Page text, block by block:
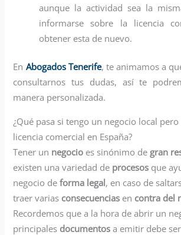
aunque la actividad sea la
informarse sobre la licencia
obtener esta de nuevo.
En Abogados Tenerife, te animamos a
consultarnos tus dudas, así te
manera personalizada.
¿Qué pasa si tengo un negocio local
licencia comercial en España?
Tener un negocio es sinónimo de gran
existen una variedad de procesos que
negocio deforma legal, en caso de
traer varias consecuencias en contra del
Recordemos que a la hora de abrir un
principales documentos a emitir debe